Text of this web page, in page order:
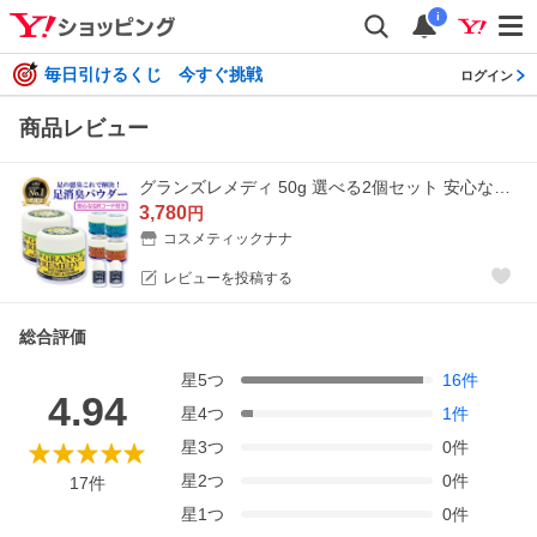
i
毎日引けるくじ 今すぐ挑戦 ログイン
商品レビュー
3,780円
コスメティックナナ
レビューを投稿する
総合評価
4.94
17件
星5つ 16件
星4つ 1件
星3つ 0件
星2つ 0件
星1つ 0件